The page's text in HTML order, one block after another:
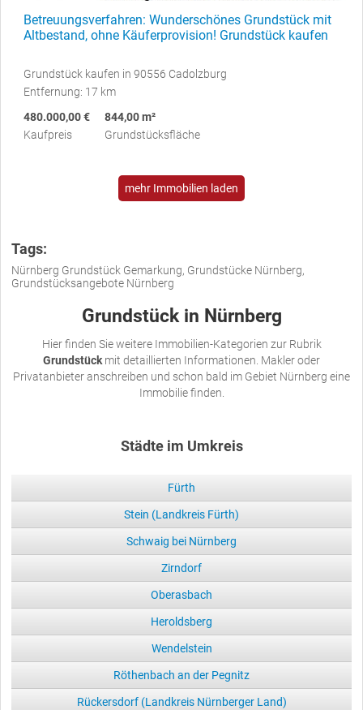
Betreuungsverfahren: Wunderschönes Grundstück mit
Altbestand, ohne Käuferprovision! Grundstück kaufen
Grundstück kaufen in 90556 Cadolzburg
Entfernung: 17 km
480.000,00 €
Kaufpreis
844,00 m²
Grundstücksfläche
mehr Immobilien laden
Tags:
Nürnberg Grundstück Gemarkung, Grundstücke Nürnberg,
Grundstücksangebote Nürnberg
Grundstück in Nürnberg
Hier finden Sie weitere Immobilien-Kategorien zur Rubrik
Grundstückmit detaillierten Informationen. Makler oder
Privatanbieter anschreiben und schon bald im Gebiet Nürnberg eine
Immobilie finden.
Städte im Umkreis
Fürth
Stein (Landkreis Fürth)
Schwaig bei Nürnberg
Zirndorf
Oberasbach
Heroldsberg
Wendelstein
Röthenbach an der Pegnitz
Rückersdorf (Landkreis Nürnberger Land)